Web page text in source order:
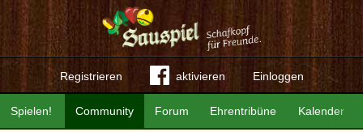
Registrieren aktivieren Einloggen
Community Forum Ehrentribüne Kalender
Spielen!